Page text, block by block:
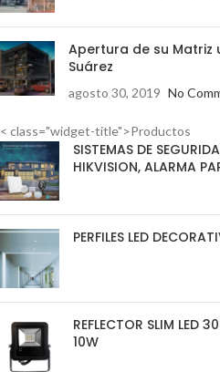
Apertura de su Matriz
Suárez
agosto 30, 2019 No
< class="widget-title">Productos
SISTEMAS DE
HIKVISION, ALARMA
PERFILES LED
REFLECTOR SLIM LED
10W